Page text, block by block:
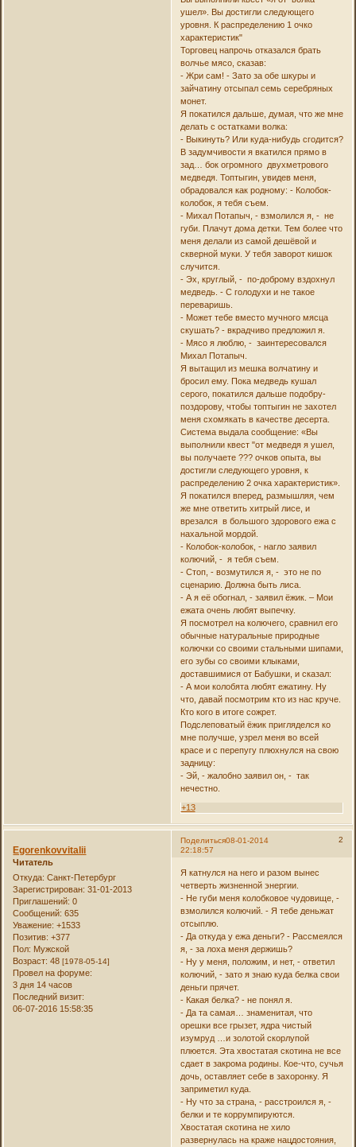
ушел». Вы достигли следующего
уровня. К распределению 1 очко
характеристик"
Торговец напрочь отказался брать
волчье мясо, сказав:
- Жри сам! - Зато за обе шкуры и
зайчатину отсыпал семь серебряных
монет.
Я покатился дальше, думая, что же мне
делать с остатками волка:
- Выкинуть? Или куда-нибудь сгодится?
В задумчивости я вкатился прямо в
зад… бок огромного двухметрового
медведя. Топтыгин, увидев меня,
обрадовался как родному: - Колобок-
колобок, я тебя съем.
- Михал Потапыч, - взмолился я, - не
губи. Плачут дома детки. Тем более что
меня делали из самой дешёвой и
скверной муки. У тебя заворот кишок
случится.
- Эх, круглый, - по-доброму вздохнул
медведь. - С голодухи и не такое
переваришь.
- Может тебе вместо мучного мясца
скушать? - вкрадчиво предложил я.
- Мясо я люблю, - заинтересовался
Михал Потапыч.
Я вытащил из мешка волчатину и
бросил ему. Пока медведь кушал
серого, покатился дальше подобру-
поздорову, чтобы топтыгин не захотел
меня схомякать в качестве десерта.
Система выдала сообщение: «Вы
выполнили квест "от медведя я ушел,
вы получаете ??? очков опыта, вы
достигли следующего уровня, к
распределению 2 очка характеристик».
Я покатился вперед, размышляя, чем
же мне ответить хитрый лисе, и
врезался в большого здорового ежа с
нахальной мордой.
- Колобок-колобок, - нагло заявил
колючий, - я тебя съем.
- Стоп, - возмутился я, - это не по
сценарию. Должна быть лиса.
- А я её обогнал, - заявил ёжик. – Мои
ежата очень любят выпечку.
Я посмотрел на колючего, сравнил его
обычные натуральные природные
колючки со своими стальными шипами,
его зубы со своими клыками,
доставшимися от Бабушки, и сказал:
- А мои колобята любят ежатину. Ну
что, давай посмотрим кто из нас круче.
Кто кого в итоге сожрет.
Подслеповатый ёжик пригляделся ко
мне получше, узрел меня во всей
красе и с перепугу плюхнулся на свою
задницу:
- Эй, - жалобно заявил он, - так
нечестно.
+13
Поделиться 2
08-01-2014
22:18:57
Egorenkovvitalii
Читатель
Откуда: Санкт-Петербург
Зарегистрирован: 31-01-2013
Приглашений: 0
Сообщений: 635
Уважение: +1533
Позитив: +377
Пол: Мужской
Возраст: 48[1978-05-14]
Провел на форуме:
3 дня 14 часов
Последний визит:
06-07-2016 15:58:35
Я катнулся на него и разом вынес
четверть жизненной энергии.
- Не губи меня колобковое чудовище, -
взмолился колючий. - Я тебе деньжат
отсыплю.
- Да откуда у ежа деньги? - Рассмеялся
я, - за лоха меня держишь?
- Ну у меня, положим, и нет, - ответил
колючий, - зато я знаю куда белка свои
деньги прячет.
- Какая белка? - не понял я.
- Да та самая… знаменитая, что
орешки все грызет, ядра чистый
изумруд …и золотой скорлупой
плюется. Эта хвостатая скотина не все
сдает в закрома родины. Кое-что, сучья
дочь, оставляет себе в захоронку. Я
заприметил куда.
- Ну что за страна, - расстроился я, -
белки и те коррумпируются.
Хвостатая скотина не хило
развернулась на краже нацдостояния,